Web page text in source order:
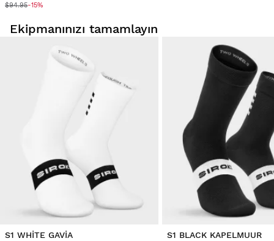
$94.95-15%
Ekipmanınızı tamamlayın
S1 WHITE GAVIA S1 BLACK KAPELMUUR